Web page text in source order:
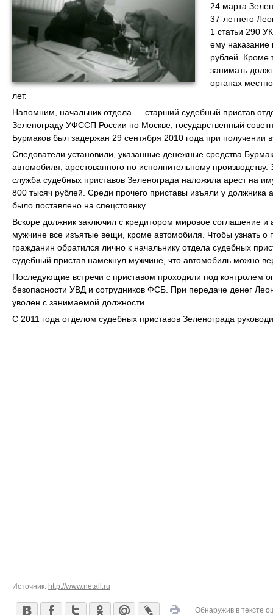
24 марта
37-летнего
1 статьи 290
ему
рублей. Кроме
занимать
органах
лет.
Напомним, начальник отдела — старший судебный пристав
Зеленограду УФССП России по Москве, государственный
Бурмаков был задержан 29 сентября 2010 года при получении
Следователи установили, указанные денежные средства
автомобиля, арестованного по исполнительному производству.
служба судебных приставов Зеленограда наложила арест на
800 тысяч рублей. Среди прочего приставы изъяли у должника
было поставлено на спецстоянку.
Вскоре должник заключил с кредитором мировое соглашение и
мужчине все изъятые вещи, кроме автомобиля. Чтобы узнать о
гражданин обратился лично к начальнику отдела судебных
судебный пристав намекнул мужчине, что автомобиль можно
Последующие встречи с приставом проходили под контролем
безопасности УВД и сотрудников ФСБ. При передаче денег
уволен с занимаемой должности.
С 2011 года отделом судебных приставов Зеленограда
Источник: http://www.netall.ru
Обнаружив в тексте